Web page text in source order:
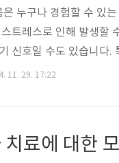
누구나 경험할 수 있
트레스로 인해 발생할
신호일 수도 있습니다.
과 동반된다면 즉시 전
분석하고,..
11. 29. 17:22